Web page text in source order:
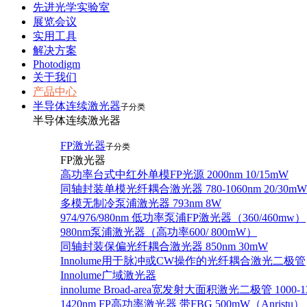
先进光学实验室
展览会议
实用工具
解决方案
Photodigm
关于我们
产品中心
半导体连续激光器子分类
半导体连续激光器
FP激光器子分类
FP激光器
高功率台式中红外单模FP光源 2000nm 10/15mW
同轴封装单模光纤耦合激光器 780-1060nm 20/30mW
多模无制冷泵浦激光器 793nm 8W
974/976/980nm 低功率泵浦FP激光器（360/460mw）
980nm泵浦激光器（高功率600/ 800mW）
同轴封装保偏光纤耦合激光器 850nm 30mW
Innolume用于脉冲或CW操作的光纤耦合激光二极管
Innolume广域激光器
innolume Broad-area宽发射大面积激光二极管 1000-
1420nm FP高功率激光器 带FBG 500mW（Anristu）